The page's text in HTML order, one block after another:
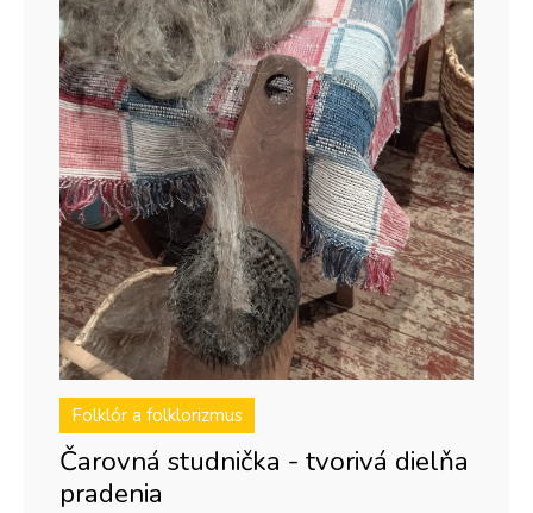
Folklór a folklorizmus
Čarovná studnička - tvorivá dielňa
pradenia